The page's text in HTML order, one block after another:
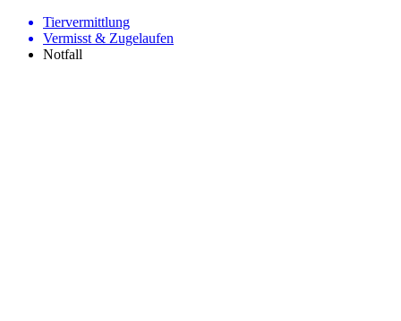
Tiervermittlung
Vermisst & Zugelaufen
Notfall